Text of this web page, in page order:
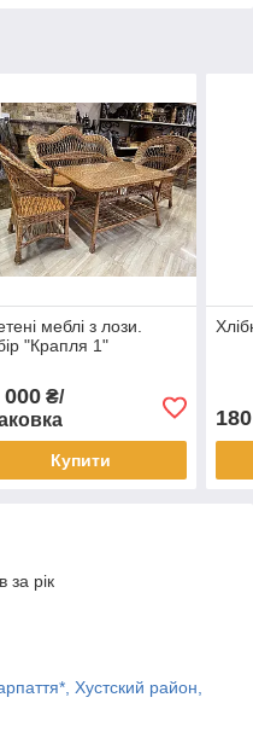
меблі з лози.
"Крапля 1"
000₴/
Купити
180
за рік
Хустский район,